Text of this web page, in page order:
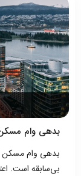
بدهی وام مسکن
بدهی وام مسکن